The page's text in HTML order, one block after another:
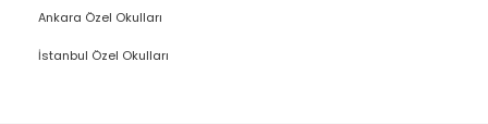
Ankara Özel Okulları
İstanbul Özel Okulları